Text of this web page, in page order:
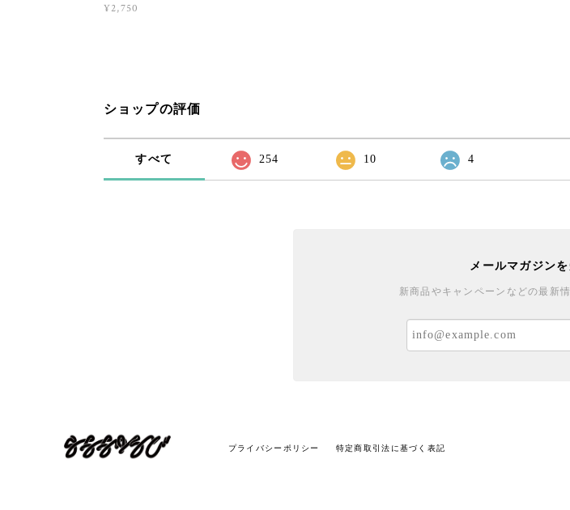
¥2,750
ショップの評価
すべて 254 10 4
メールマガジン
新商品やキャンペーンなどの最新
プライバシーポリシー 特定商取引法に基づく表記